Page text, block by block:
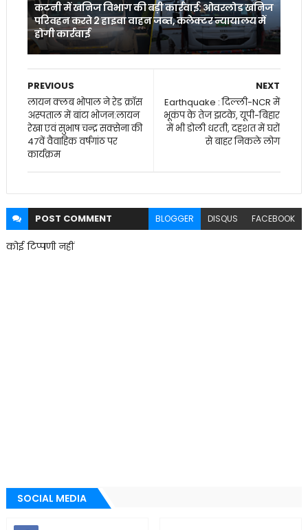
कटनी में खनिज विभाग की बड़ी कार्रवाई: ओवरलोड खनिज
परिवहन करते 2 हाइवा वाहन जब्त, कलेक्टर न्यायालय में
होगी कार्रवाई
NEXT
Earthquake : दिल्ली-NCR में
भूकंप के तेज झटके, यूपी-बिहार
में भी डोली धरती, दहशत में घरों
से बाहर निकले लोग
PREVIOUS
लायन क्लब भोपाल ने रेड क्रॉस
अस्पताल में बांटा भोजन:लायन
रेखा एवं सुभाष चन्द्र सक्सेना की
47वें वैवाहिक वर्षगांठ पर
कार्यक्रम
POST COMMENT BLOGGER DISQUS FACEBOOK
कोई टिप्पणी नहीं
SOCIAL MEDIA